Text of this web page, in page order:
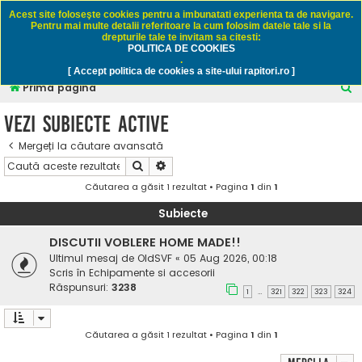
Rapitori.ro - Pescuit sportiv
Prima pagină
C
Vezi subiecte active
Mergeți la căutare avansată
Căutare
Căutarea a găsit 1 rezultat • Pagina 1 din 1
Subiecte
DISCUTII VOBLERE HOME MADE!!
Ultimul mesaj de OldSVF « 05 Aug 2026, 00:18
Scris în Echipamente si accesorii
Răspunsuri: 3238 1 … 321 322 323 324
Căutarea a găsit 1 rezultat • Pagina 1 din 1
Acest site foloseşte cookies pentru a imbunatati experienta ta de navigare.
Pentru mai multe detalii referitoare la cum folosim datele tale si la
drepturile tale te invitam sa citesti:
POLITICA DE COOKIES
.
[ Accept politica de cookies a site-ului rapitori.ro ]